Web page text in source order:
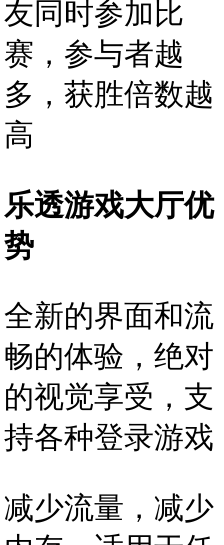
友同时参加比
赛，参与者越
多，获胜倍数越
高
乐透游戏大厅优
势
全新的界面和流
畅的体验，绝对
的视觉享受，支
持各种登录游戏
减少流量，减少